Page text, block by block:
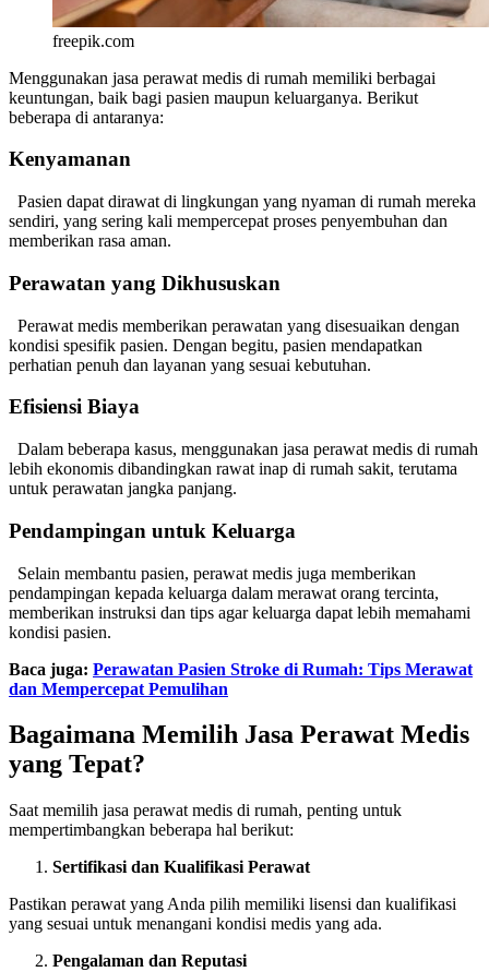
freepik.com
Menggunakan jasa perawat medis di rumah memiliki berbagai
keuntungan, baik bagi pasien maupun keluarganya. Berikut
beberapa di antaranya:
Kenyamanan
Pasien dapat dirawat di lingkungan yang nyaman di rumah mereka
sendiri, yang sering kali mempercepat proses penyembuhan dan
memberikan rasa aman.
Perawatan yang Dikhususkan
Perawat medis memberikan perawatan yang disesuaikan dengan
kondisi spesifik pasien. Dengan begitu, pasien mendapatkan
perhatian penuh dan layanan yang sesuai kebutuhan.
Efisiensi Biaya
Dalam beberapa kasus, menggunakan jasa perawat medis di rumah
lebih ekonomis dibandingkan rawat inap di rumah sakit, terutama
untuk perawatan jangka panjang.
Pendampingan untuk Keluarga
Selain membantu pasien, perawat medis juga memberikan
pendampingan kepada keluarga dalam merawat orang tercinta,
memberikan instruksi dan tips agar keluarga dapat lebih memahami
kondisi pasien.
Baca juga: Perawatan Pasien Stroke di Rumah: Tips Merawat
dan Mempercepat Pemulihan
Bagaimana Memilih Jasa Perawat Medis
yang Tepat?
Saat memilih jasa perawat medis di rumah, penting untuk
mempertimbangkan beberapa hal berikut:
Sertifikasi dan Kualifikasi Perawat
Pastikan perawat yang Anda pilih memiliki lisensi dan kualifikasi
yang sesuai untuk menangani kondisi medis yang ada.
Pengalaman dan Reputasi